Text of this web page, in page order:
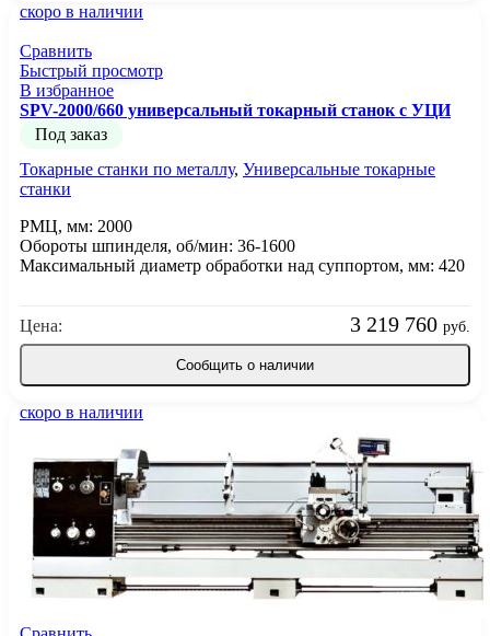
скоро в наличии
Сравнить
Быстрый просмотр
В избранное
SPV-2000/660 универсальный токарный станок с УЦИ
Под заказ
Токарные станки по металлу, Универсальные токарные
станки
Цена: 3 219 760 руб.
РМЦ, мм: 2000
Обороты шпинделя, об/мин: 36-1600
Максимальный диаметр обработки над суппортом, мм: 420
Сообщить о наличии
скоро в наличии